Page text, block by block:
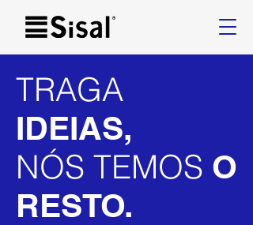
TRAGA
IDEIAS,
NÓS TEMOS O
RESTO.